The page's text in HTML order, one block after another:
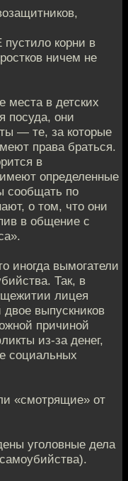
корни в
ничем не
места в детских
посуда, они
— те, за которые
права браться.
в
определенные
сообщать по
о том, что они
в общение с
иногда вымогатели
Так, в
лицея
двое выпускников
причиной
из-за денег,
социальных
«смотрящие» от
уголовные дела